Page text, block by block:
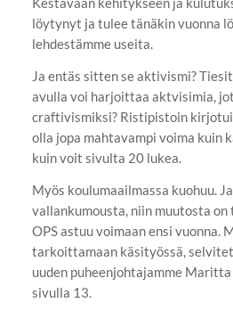
löytynyt ja tulee tänäkin vuonna
lehdestämme useita.
Ja entäs sitten se aktivismi?
avulla voi harjoittaa aktvisimia,
craftivismiksi? Ristipistoin
olla jopa mahtavampi voima kuin
kuin voit sivulta 20 lukea.
Myös koulumaailmassa kuohuu.
vallankumousta, niin muutosta on
OPS astuu voimaan ensi vuonna.
tarkoittamaan käsityössä,
uuden puheenjohtajamme
sivulla 13.